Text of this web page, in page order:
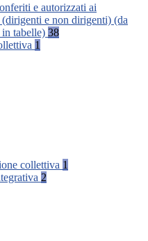
e autorizzati ai
e non dirigenti) (da
tabelle) 38
1
collettiva 1
2